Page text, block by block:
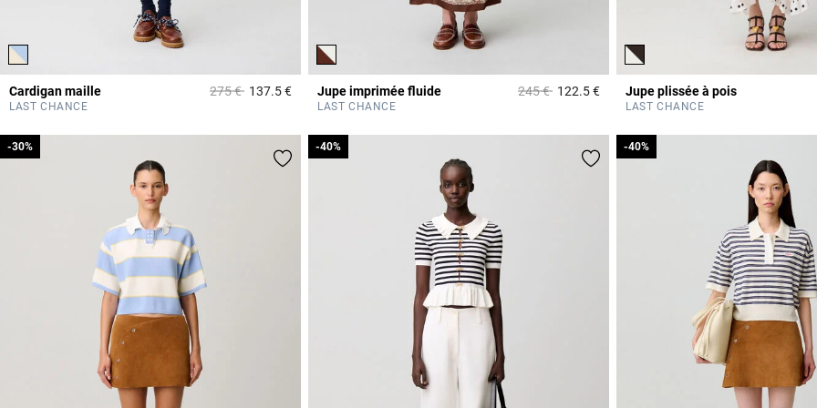
Cardigan maille Prix réduit à partir de
275 €à137.5 €4,1 out of 5 Customer Rating
LAST CHANCE
Jupe imprimée fluide Prix réduit à partir de
245 €à122.5 €4,7 out of 5 Customer Rating
LAST CHANCE
Jupe plissée à pois
LAST CHANCE
-30%
-30% -40%
-40% -40%
-40%